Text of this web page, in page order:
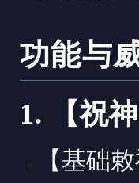
功能与
1. 【祝
【基础